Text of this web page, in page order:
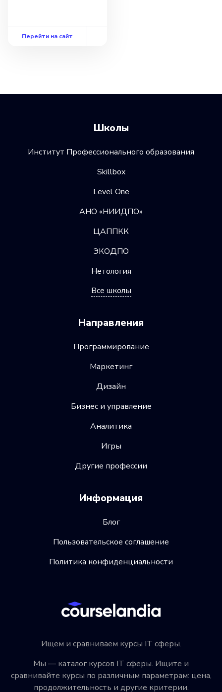
Перейти на сайт
Ищем и сравниваем курсы IT сферы.
Мы — каталог курсов IT сферы. Ищите и
сравнивайте курсы по различным параметрам: цена,
продолжительность и другие критерии.
Школы
Институт Профессионального образования
Skillbox
Level One
АНО «НИИДПО»
ЦАППКК
ЭКОДПО
Нетология
Все школы
Направления
Программирование
Маркетинг
Дизайн
Бизнес и управление
Аналитика
Игры
Другие профессии
Информация
Блог
Пользовательское соглашение
Политика конфиденциальности